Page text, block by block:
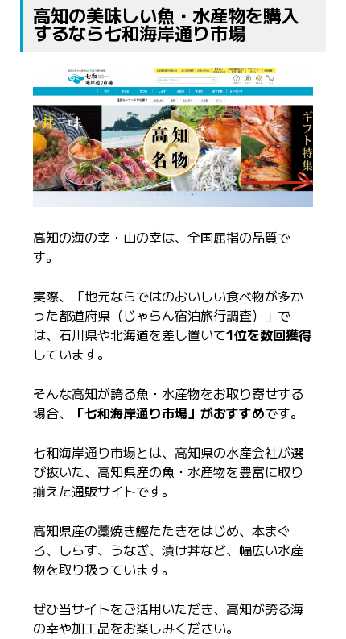
高知の美味しい魚・水産物を購入
するなら七和海岸通り市場
高知の海の幸・山の幸は、全国屈指の品質で
す。
実際、「地元ならではのおいしい食べ物が多か
った都道府県（じゃらん宿泊旅行調査）」で
は、石川県や北海道を差し置いて1位を数回獲得
しています。
そんな高知が誇る魚・水産物をお取り寄せする
場合、
「七和海岸通り市場」がおすすめです。
七和海岸通り市場とは、高知県の水産会社が選
び抜いた、高知県産の魚・水産物を豊富に取り
揃えた通販サイトです。
高知県産の藁焼き鰹たたきをはじめ、本まぐ
ろ、しらす、うなぎ、漬け丼など、幅広い水産
物を取り扱っています。
ぜひ当サイトをご活用いただき、高知が誇る海
の幸や加工品をお楽しみください。